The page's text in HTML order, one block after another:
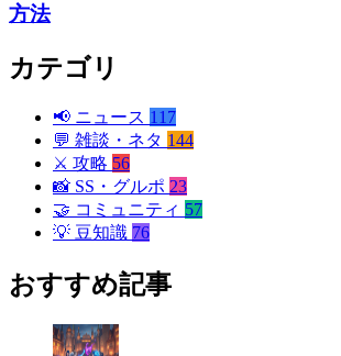
方法
カテゴリ
📢 ニュース 117
💬 雑談・ネタ 144
⚔️ 攻略 56
📸 SS・グルポ 23
🤝 コミュニティ 57
💡 豆知識 76
おすすめ記事